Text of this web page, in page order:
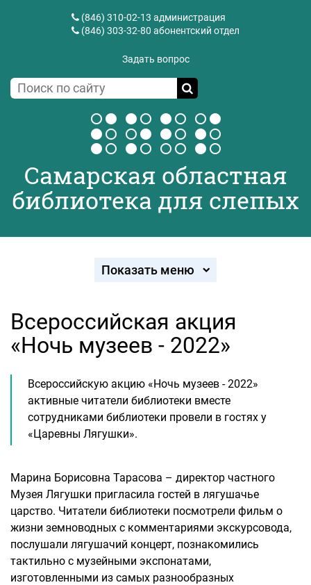
(846) 310-02-13 администрация
(846) 303-32-80 абонентский отдел
Задать вопрос
Самарская областная
библиотека для слепых
Показать меню
Всероссийская акция
«Ночь музеев - 2022»
Всероссийскую акцию «Ночь музеев - 2022»
активные читатели библиотеки вместе
сотрудниками библиотеки провели в гостях у
«Царевны Лягушки».
Марина Борисовна Тарасова – директор частного
Музея Лягушки пригласила гостей в лягушачье
царство. Читатели библиотеки посмотрели фильм о
жизни земноводных с комментариями экскурсовода,
послушали лягушачий концерт, познакомились
тактильно с музейными экспонатами,
изготовленными из самых разнообразных